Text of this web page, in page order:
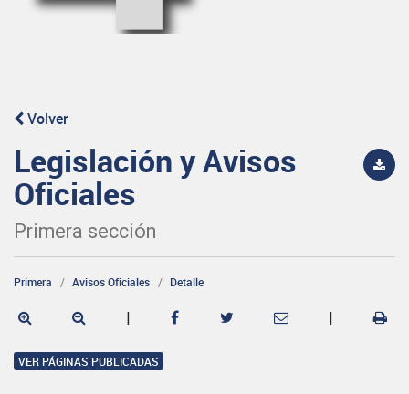
Volver
Legislación y Avisos
Oficiales
Primera sección
Primera Avisos Oficiales Detalle
| |
VER PÁGINAS PUBLICADAS